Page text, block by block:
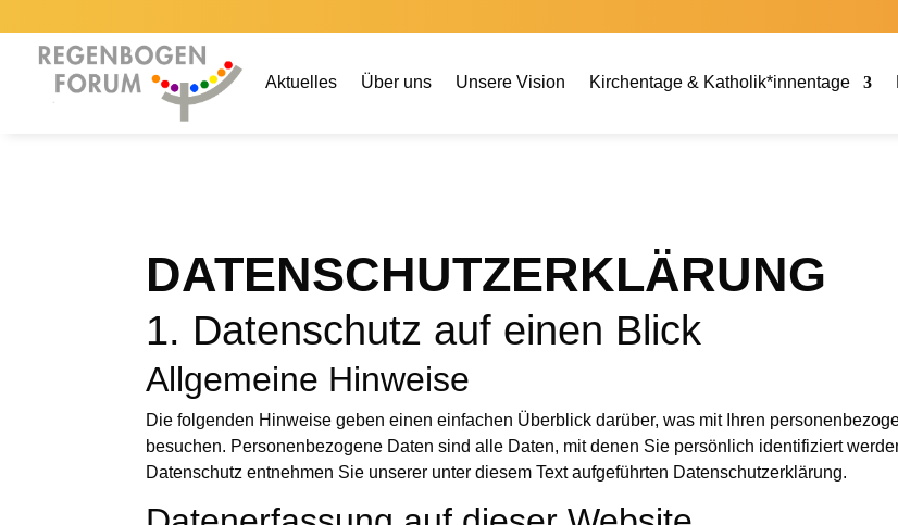
Aktuelles Über uns Unsere Vision Kirchentage & Katholik*innentage
DATENSCHUTZ­ERKLÄRUNG
1. Datenschutz auf einen Blick
Allgemeine Hinweise
Die folgenden Hinweise geben einen einfachen Überblick darüber, was mit Ihren
besuchen. Personenbezogene Daten sind alle Daten, mit denen Sie persönlich identifiziert
Datenschutz entnehmen Sie unserer unter diesem Text aufgeführten Datenschutzerklärung.